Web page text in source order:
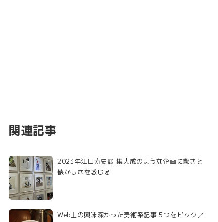
関連記事
2023年江口寿史展 集大成のような企画に驚きと
懐かしさを感じる
Web上の興味深かった美術系記事５つをピックア